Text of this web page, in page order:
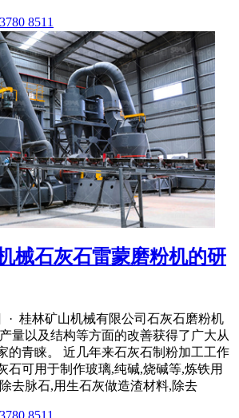
8511
械石灰石雷蒙磨粉机的研
· 桂林矿山机械有限公司石灰石磨粉机
量以及结构等方面的改善获得了广大从
的青睐。 近几年来石灰石制粉加工工作
石可用于制作玻璃,纯碱,烧碱等,炼铁用
去脉石,用生石灰做造渣材料,除去
8511